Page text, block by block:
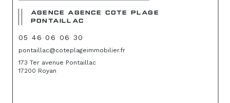
AGENCE AGENCE COTE PLAGE
PONTAILLAC
05 46 06 06 30
pontaillac@coteplageimmobilier.fr
173 Ter avenue Pontaillac
17200 Royan